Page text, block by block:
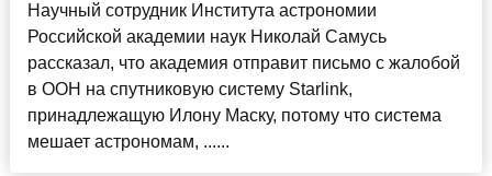
Научный сотрудник Института астрономии
Российской академии наук Николай Самусь
рассказал, что академия отправит письмо с жалобой
в ООН на спутниковую систему Starlink,
принадлежащую Илону Маску, потому что система
мешает астрономам, ......